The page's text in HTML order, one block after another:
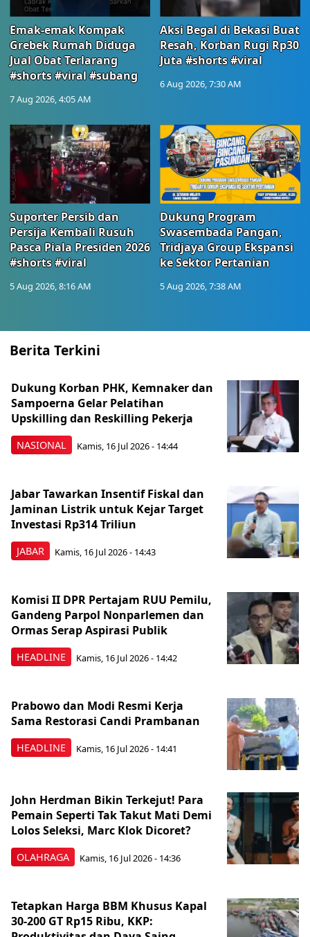
Emak-emak Kompak
Grebek Rumah Diduga
Jual Obat Terlarang
#shorts #viral #subang
7 Aug 2026, 4:05 AM
Aksi Begal di Bekasi Buat
Resah, Korban Rugi Rp30
Juta #shorts #viral
6 Aug 2026, 7:30 AM
Suporter Persib dan
Persija Kembali Rusuh
Pasca Piala Presiden 2026
#shorts #viral
5 Aug 2026, 8:16 AM
Dukung Program
Swasembada Pangan,
Tridjaya Group Ekspansi
ke Sektor Pertanian
5 Aug 2026, 7:38 AM
Berita Terkini
NASIONAL
Dukung Korban PHK, Kemnaker dan
Sampoerna Gelar Pelatihan
Upskilling dan Reskilling Pekerja
Kamis, 16 Jul 2026 - 14:44
JABAR
Jabar Tawarkan Insentif Fiskal dan
Jaminan Listrik untuk Kejar Target
Investasi Rp314 Triliun
Kamis, 16 Jul 2026 - 14:43
HEADLINE
Komisi II DPR Pertajam RUU Pemilu,
Gandeng Parpol Nonparlemen dan
Ormas Serap Aspirasi Publik
Kamis, 16 Jul 2026 - 14:42
HEADLINE
Prabowo dan Modi Resmi Kerja
Sama Restorasi Candi Prambanan
Kamis, 16 Jul 2026 - 14:41
OLAHRAGA
John Herdman Bikin Terkejut! Para
Pemain Seperti Tak Takut Mati Demi
Lolos Seleksi, Marc Klok Dicoret?
Kamis, 16 Jul 2026 - 14:36
Tetapkan Harga BBM Khusus Kapal
30-200 GT Rp15 Ribu, KKP: